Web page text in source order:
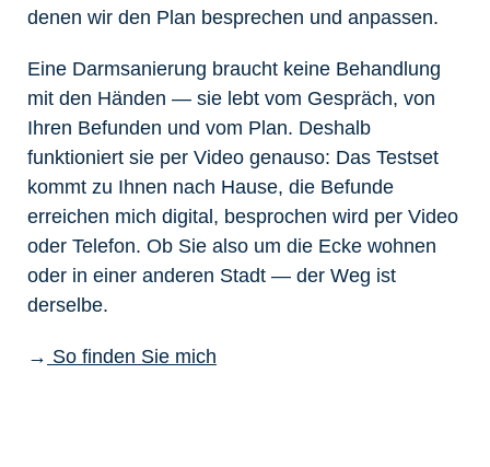
denen wir den Plan besprechen und anpassen.
Eine Darmsanierung braucht keine Behandlung
mit den Händen — sie lebt vom Gespräch, von
Ihren Befunden und vom Plan. Deshalb
funktioniert sie per Video genauso: Das Testset
kommt zu Ihnen nach Hause, die Befunde
erreichen mich digital, besprochen wird per Video
oder Telefon. Ob Sie also um die Ecke wohnen
oder in einer anderen Stadt — der Weg ist
derselbe.
→ So finden Sie mich